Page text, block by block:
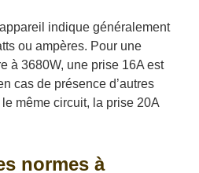
indique généralement
ou ampères. Pour une
à 3680W, une prise 16A est
cas de présence d’autres
même circuit, la prise 20A
normes à